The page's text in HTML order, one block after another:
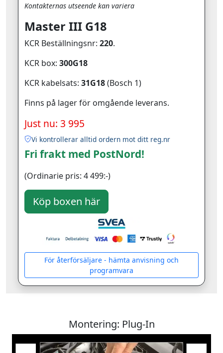
Kontakternas utseende kan variera
Master III G18
KCR Beställningsnr: 220.
KCR box: 300G18
KCR kabelsats: 31G18(Bosch 1)
Finns på lager för omgående leverans.
Just nu: 3 995
Vi kontrollerar alltid ordern mot ditt reg.nr
Fri frakt med PostNord!
(Ordinarie pris: 4 499:-)
För återförsäljare - hämta anvisning och
programvara
Montering: Plug-In